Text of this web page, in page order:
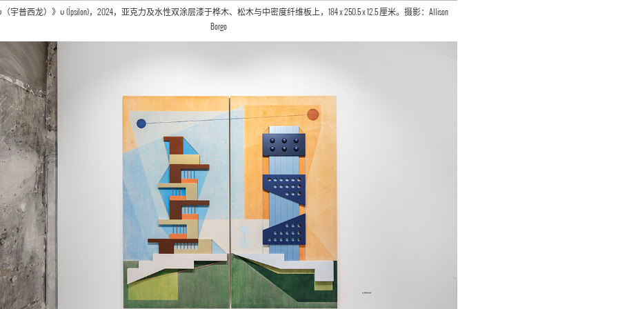
宇普西龙）》υ (Ípsilon)，2024，亚克力及水性双涂层漆于桦木、松木与中密度纤维板上，184 x 250.5 x 12.5 厘米。摄影：Allison
Borgo